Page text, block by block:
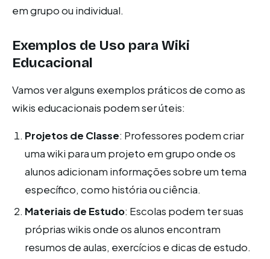
em grupo ou individual.
Exemplos de Uso para Wiki
Educacional
Vamos ver alguns exemplos práticos de como as
wikis educacionais podem ser úteis:
Projetos de Classe: Professores podem criar
uma wiki para um projeto em grupo onde os
alunos adicionam informações sobre um tema
específico, como história ou ciência.
Materiais de Estudo: Escolas podem ter suas
próprias wikis onde os alunos encontram
resumos de aulas, exercícios e dicas de estudo.